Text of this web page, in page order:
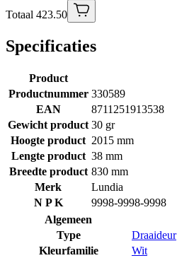
Totaal 423.50
Specificaties
Product
Productnummer 330589
EAN
8711251913538
Gewicht product 30 gr
Hoogte product 2015 mm
Lengte product 38 mm
Breedte product 830 mm
Merk
Lundia
N P K
9998-9998-9998
Algemeen
Type
Draaideur
Kleurfamilie
Wit